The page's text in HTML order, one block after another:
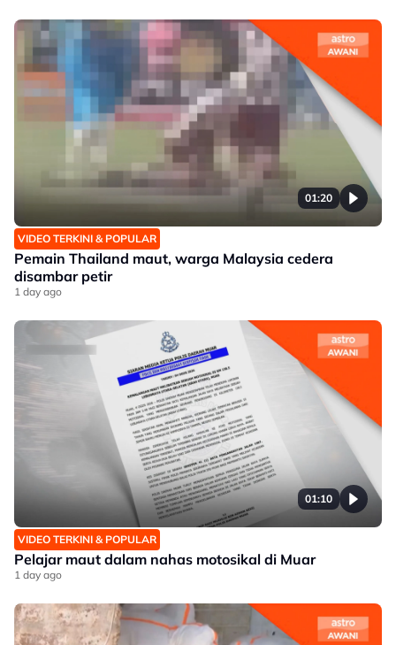
01:20
VIDEO TERKINI & POPULAR
Pemain Thailand maut, warga Malaysia cedera
disambar petir
1 day ago
01:10
VIDEO TERKINI & POPULAR
Pelajar maut dalam nahas motosikal di Muar
1 day ago